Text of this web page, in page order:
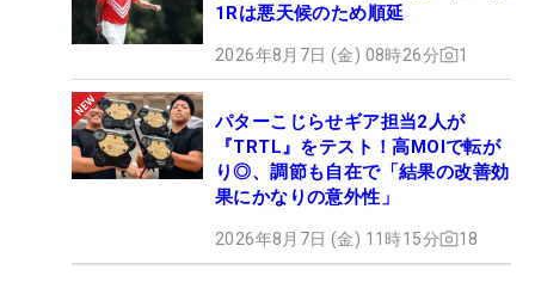
1Rは悪天候のため順延
2026年8月7日 (金) 08時26分 1
パターこじらせギア担当2人が
『TRTL』をテスト！高MOIで転が
り◎、調節も自在で「結果の改善効
果にかなりの意外性」
2026年8月7日 (金) 11時15分 18